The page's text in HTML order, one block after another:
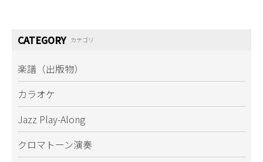
なっており、彼独自のレシピでエッセンスを加え
素材がふんだんに活かされている。
固定観念にとらわれない自由な発想力と先見の明
により、アーティスト達からも絶大な信頼を得て
いる。
CATEGORY カテゴリ
楽譜（出版物）
カラオケ
Jazz Play-Along
クロマトーン演奏